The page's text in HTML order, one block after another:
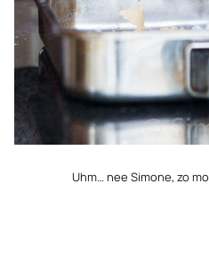
Uhm… nee Simone, zo